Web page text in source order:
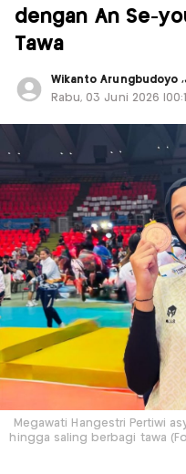
dengan An Se-
Tawa
Wikanto Arungbudoyo ,
Rabu, 03 Juni 2026
Megawati Hangestri Pertiwi
hingga saling berbagi tawa